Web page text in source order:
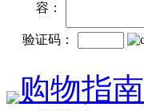
容：
验证码：
购物指南